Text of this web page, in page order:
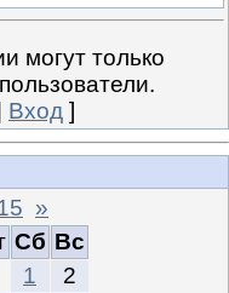
могут только
Вход ]
»
Сб Вс
1
2